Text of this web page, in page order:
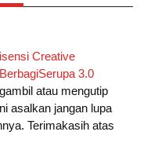
Creative
3.0
atau mengutip
asalkan jangan lupa
Terimakasih atas